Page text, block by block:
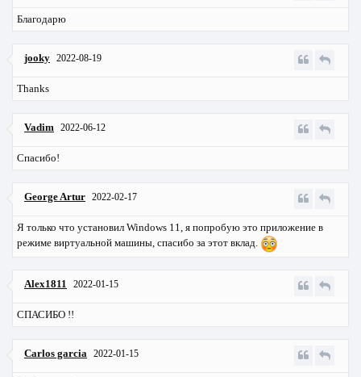
Благодарю
jooky 2022-08-19
Thanks
Vadim 2022-06-12
Спасибо!
George Artur 2022-02-17
Я только что установил Windows 11, я попробую это приложение в
режиме виртуальной машины, спасибо за этот вклад.
Alex1811 2022-01-15
СПАСИБО !!
Carlos garcia 2022-01-15